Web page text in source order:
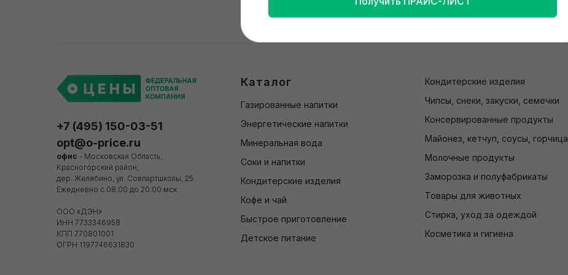
+7 (495) 150-03-51
opt@o-price.ru
офис - Московская Область,
Красногорский район,
дер. Желябино, ул. Совпартшколы, 25
Ежедневно с 08:00 до 20:00 мск
ООО «ДЭН»
ИНН 7733346958
КПП 770801001
ОГРН 1197746631830
Каталог
Газированные напитки
Энергетические напитки
Минеральная вода
Соки и напитки
Кондитерские изделия
Кофе и чай
Быстрое приготовление
Детское питание
Кондитерские изделия
Чипсы, снеки, закуски, семечки
Консервированные продукты
Майонез, кетчуп, соусы, горчица
Молочные продукты
Заморозка и полуфабрикаты
Товары для животных
Стирка, уход за одеждой
Косметика и гигиена